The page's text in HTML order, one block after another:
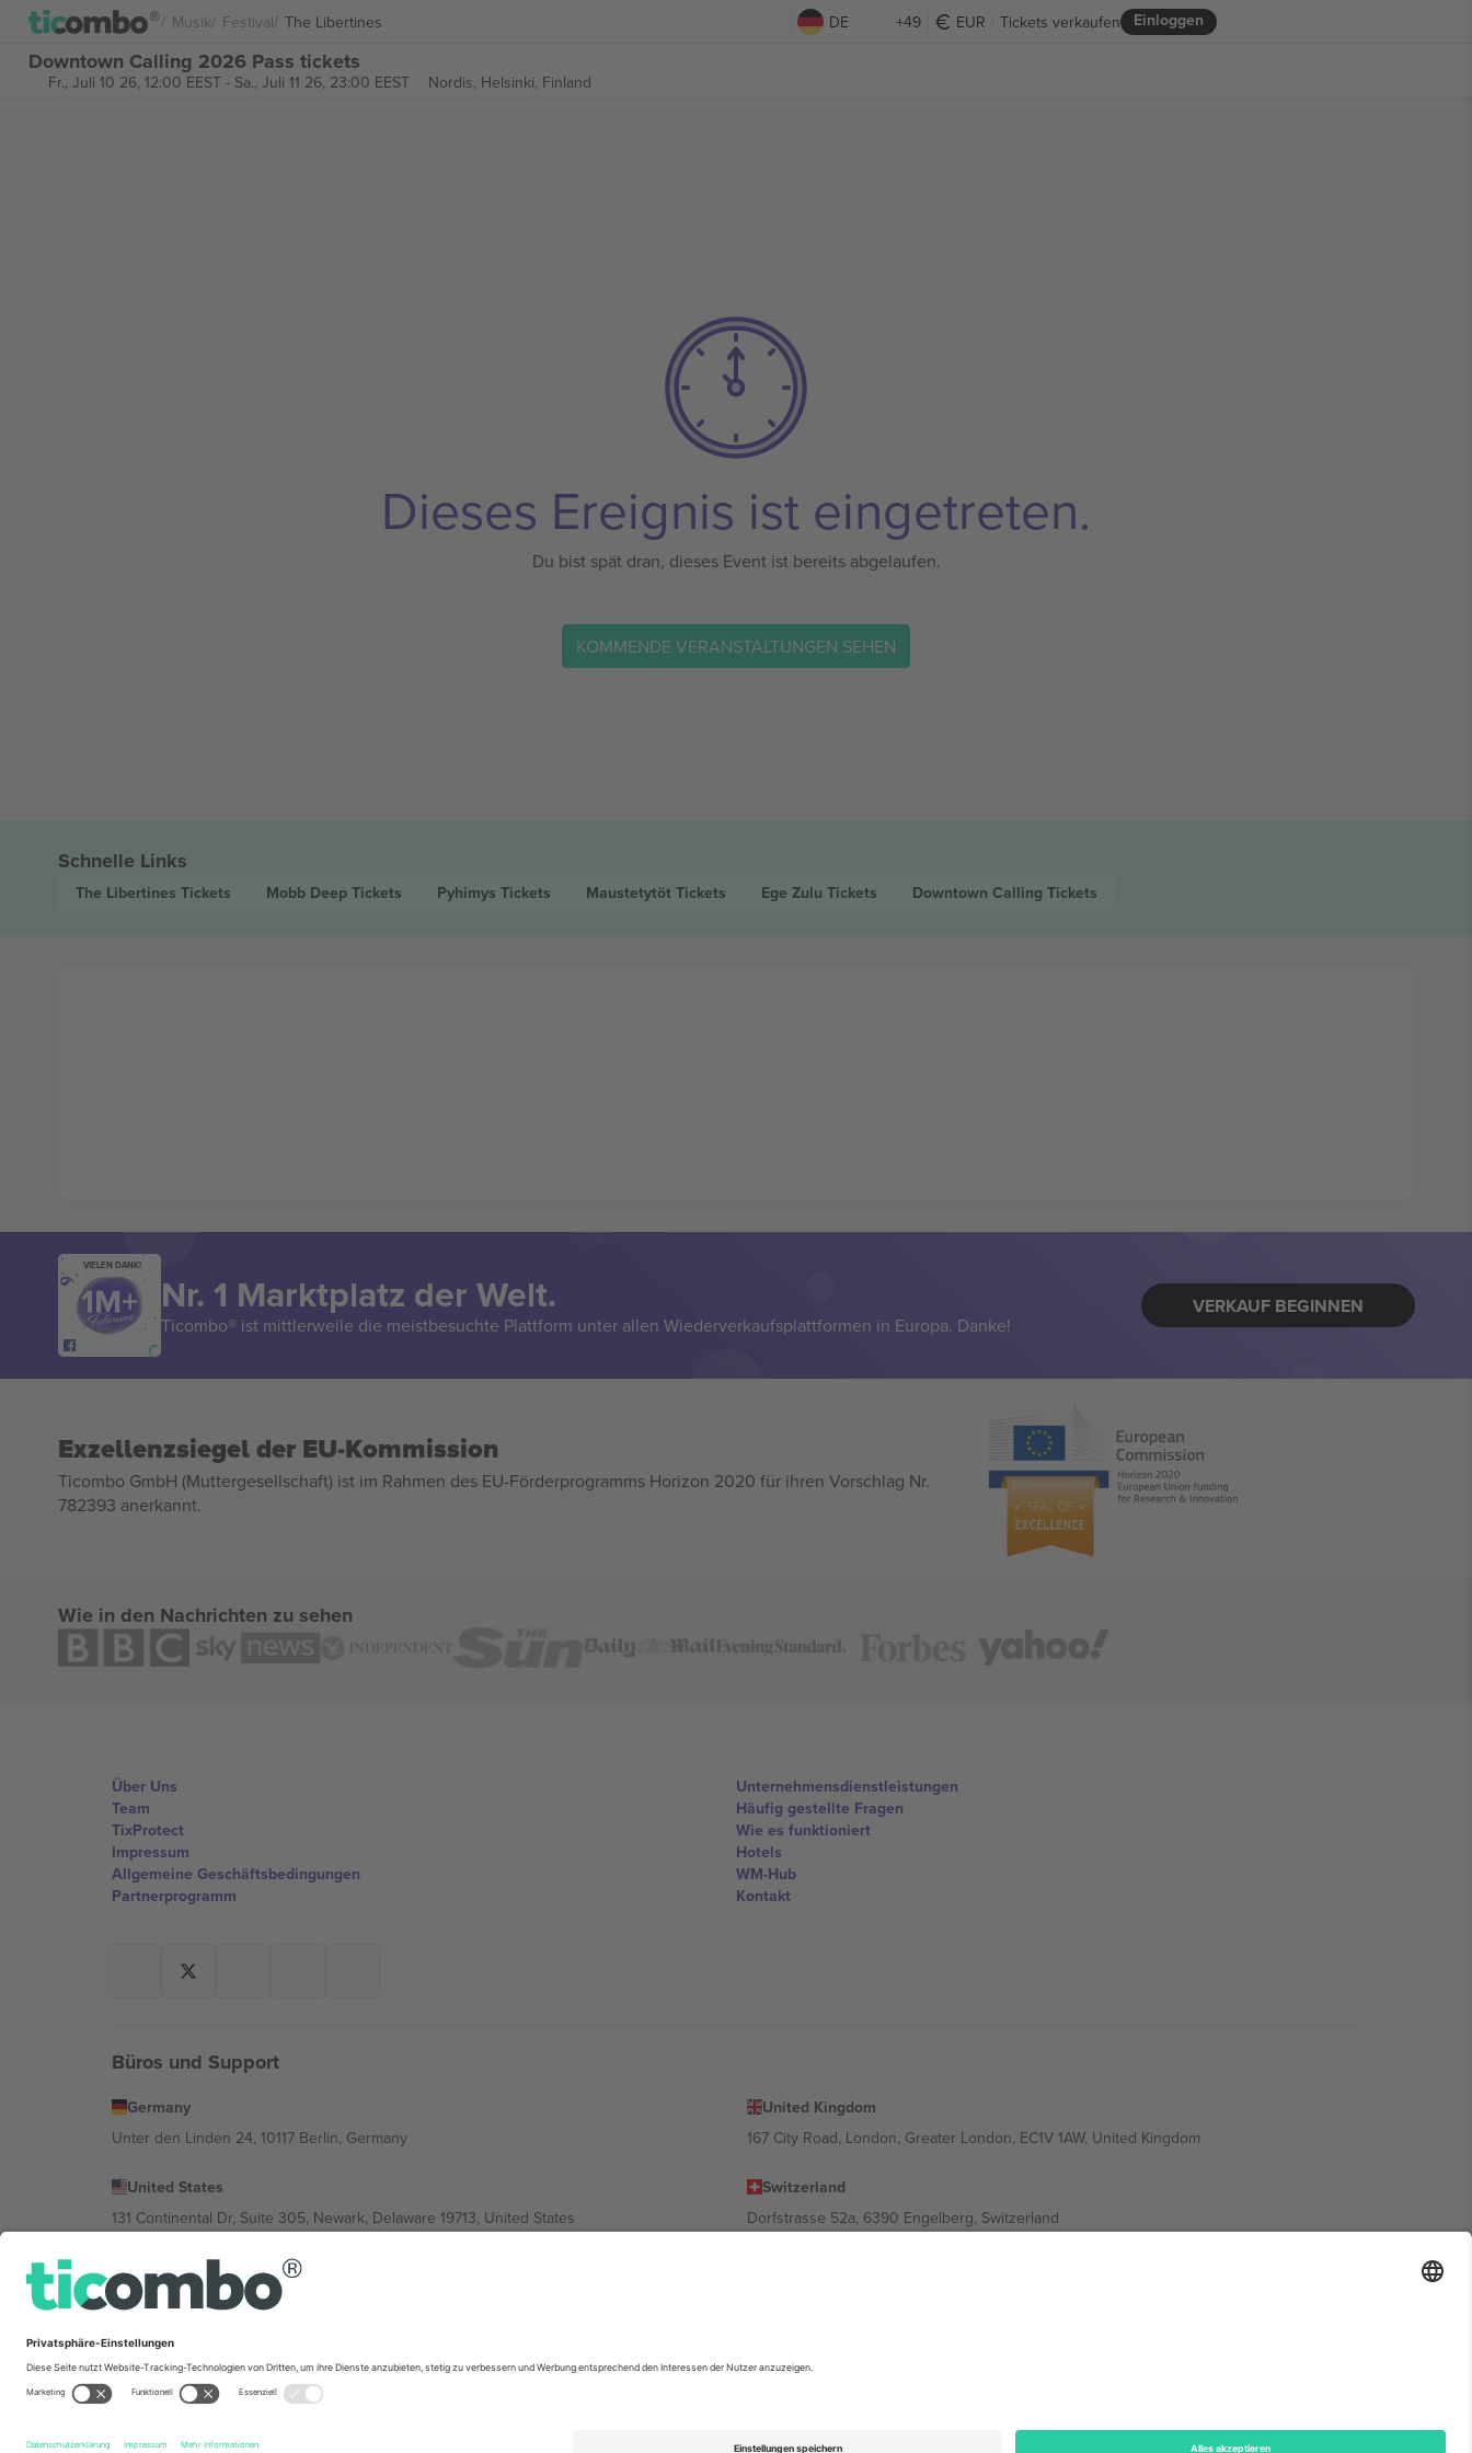
Musik Festival The Libertines DE +49 EUR Einloggen
Tickets verkaufen
Downtown Calling 2026 Pass tickets
Fr., Juli 10 26, 12:00 EEST- Sa., Juli 11 26, 23:00 EEST Nordis, Helsinki, Finland
Dieses Ereignis ist eingetreten.
Du bist spät dran, dieses Event ist bereits abgelaufen.
KOMMENDE VERANSTALTUNGEN SEHEN
Schnelle Links
The Libertines Tickets Mobb Deep Tickets Pyhimys Tickets Maustetytöt Tickets Ege Zulu Tickets Downtown Calling Tickets
VIELEN DANK!
Nr. 1 Marktplatz der Welt.
Ticombo® ist mittlerweile die meistbesuchte Plattform unter allen Wiederverkaufsplattformen in Europa. Danke!
VERKAUF BEGINNEN
Exzellenzsiegel der EU-Kommission
Ticombo GmbH (Muttergesellschaft) ist im Rahmen des EU-Förderprogramms Horizon 2020 für ihren Vorschlag Nr.
782393 anerkannt.
Wie in den Nachrichten zu sehen
Über Uns
Team
TixProtect
Impressum
Allgemeine Geschäftsbedingungen
Partnerprogramm
Unternehmensdienstleistungen
Häufig gestellte Fragen
Wie es funktioniert
Hotels
WM-Hub
Kontakt
Büros und Support
Germany
Unter den Linden 24, 10117 Berlin, Germany
United Kingdom
167 City Road, London, Greater London, EC1V 1AW, United Kingdom
United States
131 Continental Dr, Suite 305, Newark, Delaware 19713, United States
Switzerland
Dorfstrasse 52a, 6390 Engelberg, Switzerland
Bulgaria
Regus Sofia City West, bul Totleben 53-55, 1606 Sofia, Bulgaria
Mexico
Av Chapultepec 360, Roma Norte, Cuauhtémoc, 06700 Ciudad de México, CDMX, Mexico
im Impressum und in den Allgemeinen Geschäftsbedingungen.,
© 2026 Ticombo. Alle Rechte vorbehalten.